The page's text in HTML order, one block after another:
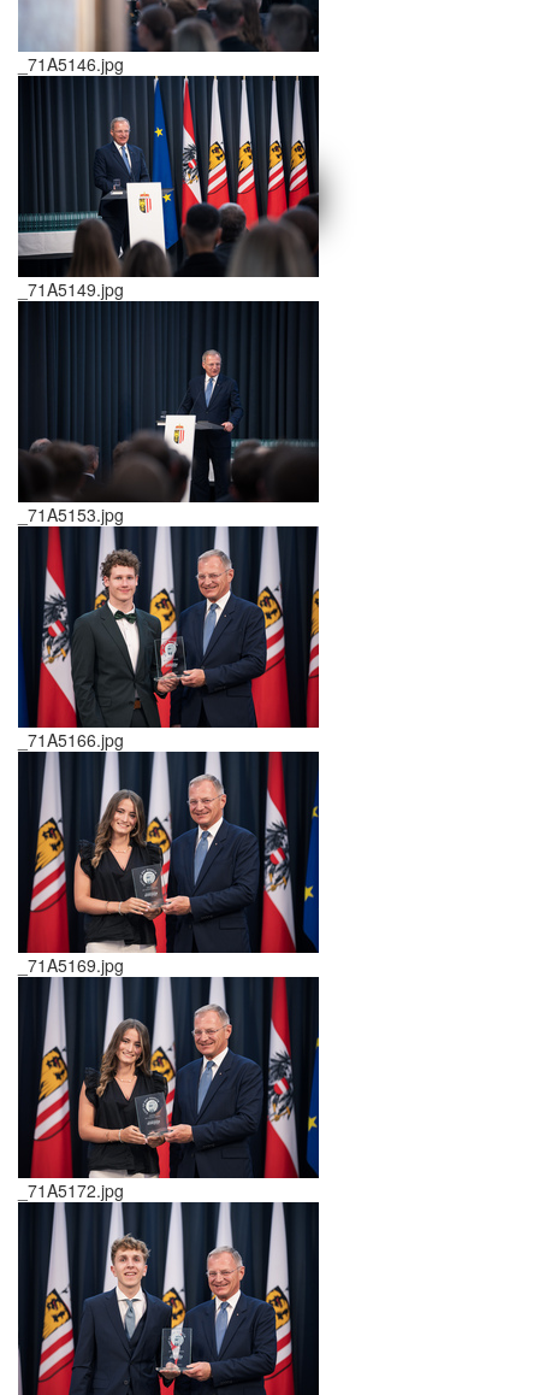
schließen X
<<
>>
_71A5146.jpg
_71A5149.jpg
_71A5153.jpg
_71A5166.jpg
_71A5169.jpg
_71A5172.jpg